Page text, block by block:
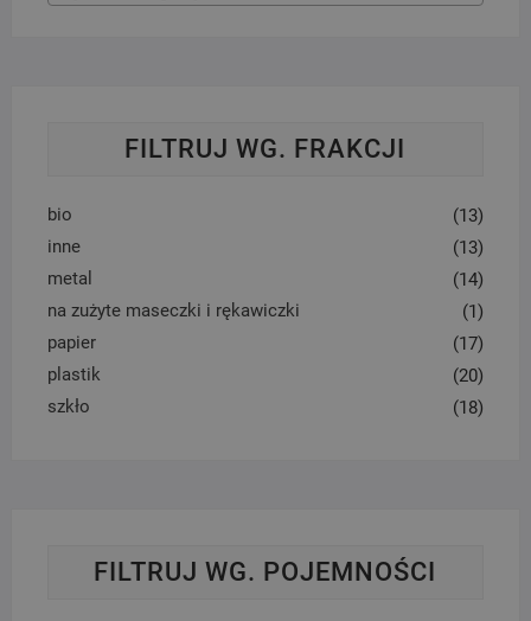
FILTRUJ WG. FRAKCJI
bio
(13)
inne
(13)
metal
(14)
na zużyte maseczki i rękawiczki
(1)
papier
(17)
plastik
(20)
szkło
(18)
FILTRUJ WG. POJEMNOŚCI